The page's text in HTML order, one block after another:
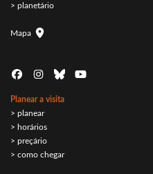
> planetário
Mapa
Planear a visita
> planear
> horários
> preçário
> como chegar